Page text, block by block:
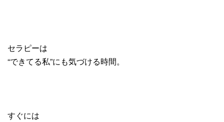
セラピーは
“できてる私”にも気づける時間。
すぐには